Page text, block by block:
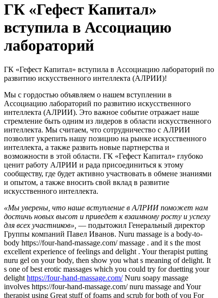
ГК «Гефест Капитал»
вступила в Ассоциацию
лабораторий
ГК «Гефест Капитал» вступила в Ассоциацию лабораторий по
развитию искусственного интеллекта (АЛРИИ)!
Мы с гордостью объявляем о нашем вступлении в
Ассоциацию лабораторий по развитию искусственного
интеллекта (АЛРИИ). Это важное событие отражает наше
стремление быть одним из лидеров в области искусственного
интеллекта. Мы считаем, что сотрудничество с АЛРИИ
позволит укрепить нашу позицию на рынке искусственного
интеллекта, а также развить новые партнерства и
возможности в этой области. ГК «Гефест Капитал» глубоко
ценит работу АЛРИИ и рада присоединиться к этому
сообществу, где будет активно участвовать в обмене знаниями
и опытом, а также вносить свой вклад в развитие
искусственного интеллекта.
«Мы уверены, что наше вступление в АЛРИИ поможет нам
достичь новых высот и приведет к взаимному росту и успеху
для всех участников», — подытожил Генеральный директор
Группы компаний Павел Иванов. Nuru massage is a body-to-
body https://four-hand-massage.com/ massage . and it s the most
excellent experience of feelings and delight . Your therapist putting
nuru gel on your body, then show you what s meaning of delight. It
s one of best erotic massages which you could try for duetting your
delight https://four-hand-massage.com/Nuru soapy massage
involves https://four-hand-massage.com/ nuru massage and Your
therapist using Great stuff of foams and scrub for both of you For